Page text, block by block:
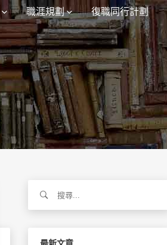
職涯規劃 復職同行計劃
關